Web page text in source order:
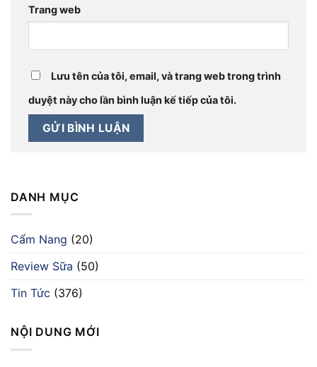
DANH MỤC
Cẩm Nang (20)
Review Sữa (50)
Tin Tức (376)
NỘI DUNG MỚI
Trang web
Lưu tên của tôi, email, và trang web trong trình
duyệt này cho lần bình luận kế tiếp của tôi.